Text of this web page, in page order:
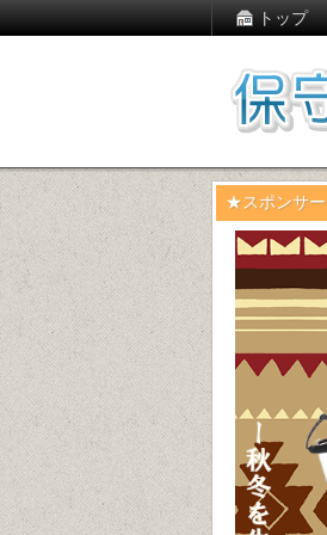
トップ
★スポンサー